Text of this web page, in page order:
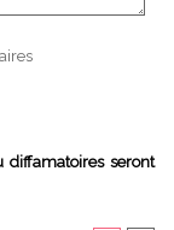
diffamatoires seront